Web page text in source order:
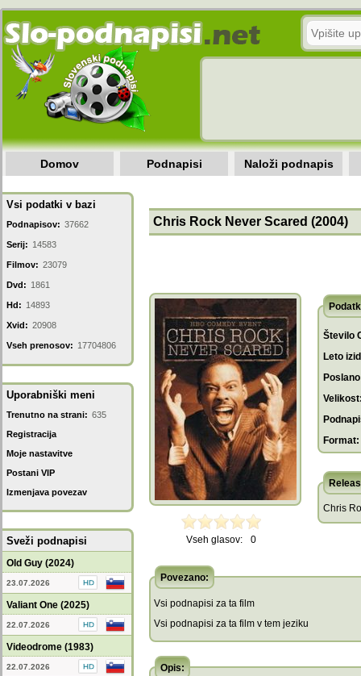
Domov Podnapisi Naloži podnapis
Vsi podatki v bazi
Podnapisov: 37662
Serij: 14583
Filmov: 23079
Dvd: 1861
Hd: 14893
Xvid: 20908
Vseh prenosov: 17704806
Uporabniški meni
Trenutno na strani: 635
Registracija
Moje nastavitve
Postani VIP
Izmenjava povezav
Sveži podnapisi
Old Guy (2024)
23.07.2026
Valiant One (2025)
22.07.2026
Videodrome (1983)
22.07.2026
Chris Rock Never Scared (2004)
Vseh glasov: 0
Število
Leto
Format:
Chris
Povezano:
Vsi podnapisi za ta film
Vsi podnapisi za ta film v tem jeziku
Opis: